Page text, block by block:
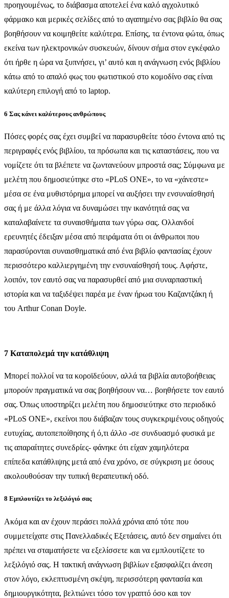
προηγουμένως, το διάβασμα αποτελεί ένα καλό αγχολυτικό
φάρμακο και μερικές σελίδες από το αγαπημένο σας βιβλίο θα σας
βοηθήσουν να κοιμηθείτε καλύτερα. Επίσης, τα έντονα φώτα, όπως
εκείνα των ηλεκτρονικών συσκευών, δίνουν σήμα στον εγκέφαλο
ότι ήρθε η ώρα να ξυπνήσει, γι’ αυτό και η ανάγνωση ενός βιβλίου
κάτω από το απαλό φως του φωτιστικού στο κομοδίνο σας είναι
καλύτερη επιλογή από το laptop.
6 Σας κάνει καλύτερους ανθρώπους
Πόσες φορές σας έχει συμβεί να παρασυρθείτε τόσο έντονα από τις
περιγραφές ενός βιβλίου, τα πρόσωπα και τις καταστάσεις, που να
νομίζετε ότι τα βλέπετε να ζωντανεύουν μπροστά σας; Σύμφωνα με
μελέτη που δημοσιεύτηκε στο «PLoS ONE», το να «χάνεστε»
μέσα σε ένα μυθιστόρημα μπορεί να αυξήσει την ενσυναίσθησή
σας ή με άλλα λόγια να δυναμώσει την ικανότητά σας να
καταλαβαίνετε τα συναισθήματα των γύρω σας. Ολλανδοί
ερευνητές έδειξαν μέσα από πειράματα ότι οι άνθρωποι που
παρασύρονται συναισθηματικά από ένα βιβλίο φαντασίας έχουν
περισσότερο καλλιεργημένη την ενσυναίσθησή τους. Αφήστε,
λοιπόν, τον εαυτό σας να παρασυρθεί από μια συναρπαστική
ιστορία και να ταξιδέψει παρέα με έναν ήρωα του Καζαντζάκη ή
του Arthur Conan Doyle.
7 Καταπολεμά την κατάθλιψη
Μπορεί πολλοί να τα κοροϊδεύουν, αλλά τα βιβλία αυτοβοήθειας
μπορούν πραγματικά να σας βοηθήσουν να… βοηθήσετε τον εαυτό
σας. Όπως υποστηρίζει μελέτη που δημοσιεύτηκε στο περιοδικό
«PLoS ONE», εκείνοι που διάβαζαν τους συγκεκριμένους οδηγούς
ευτυχίας, αυτοπεποίθησης ή ό,τι άλλο -σε συνδυασμό φυσικά με
τις απαραίτητες συνεδρίες- φάνηκε ότι είχαν χαμηλότερα
επίπεδα κατάθλιψης μετά από ένα χρόνο, σε σύγκριση με όσους
ακολουθούσαν την τυπική θεραπευτική οδό.
8 Εμπλουτίζει το λεξιλόγιό σας
Ακόμα και αν έχουν περάσει πολλά χρόνια από τότε που
συμμετείχατε στις Πανελλαδικές Εξετάσεις, αυτό δεν σημαίνει ότι
πρέπει να σταματήσετε να εξελίσσετε και να εμπλουτίζετε το
λεξιλόγιό σας. Η τακτική ανάγνωση βιβλίων εξασφαλίζει άνεση
στον λόγο, εκλεπτυσμένη σκέψη, περισσότερη φαντασία και
δημιουργικότητα, βελτιώνει τόσο τον γραπτό όσο και τον